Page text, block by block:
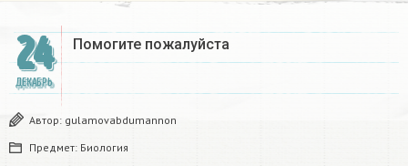
24
ДЕКАБРЬ
Помогите пожалуйста ​
Автор: gulamovabdumannon
Предмет: Биология